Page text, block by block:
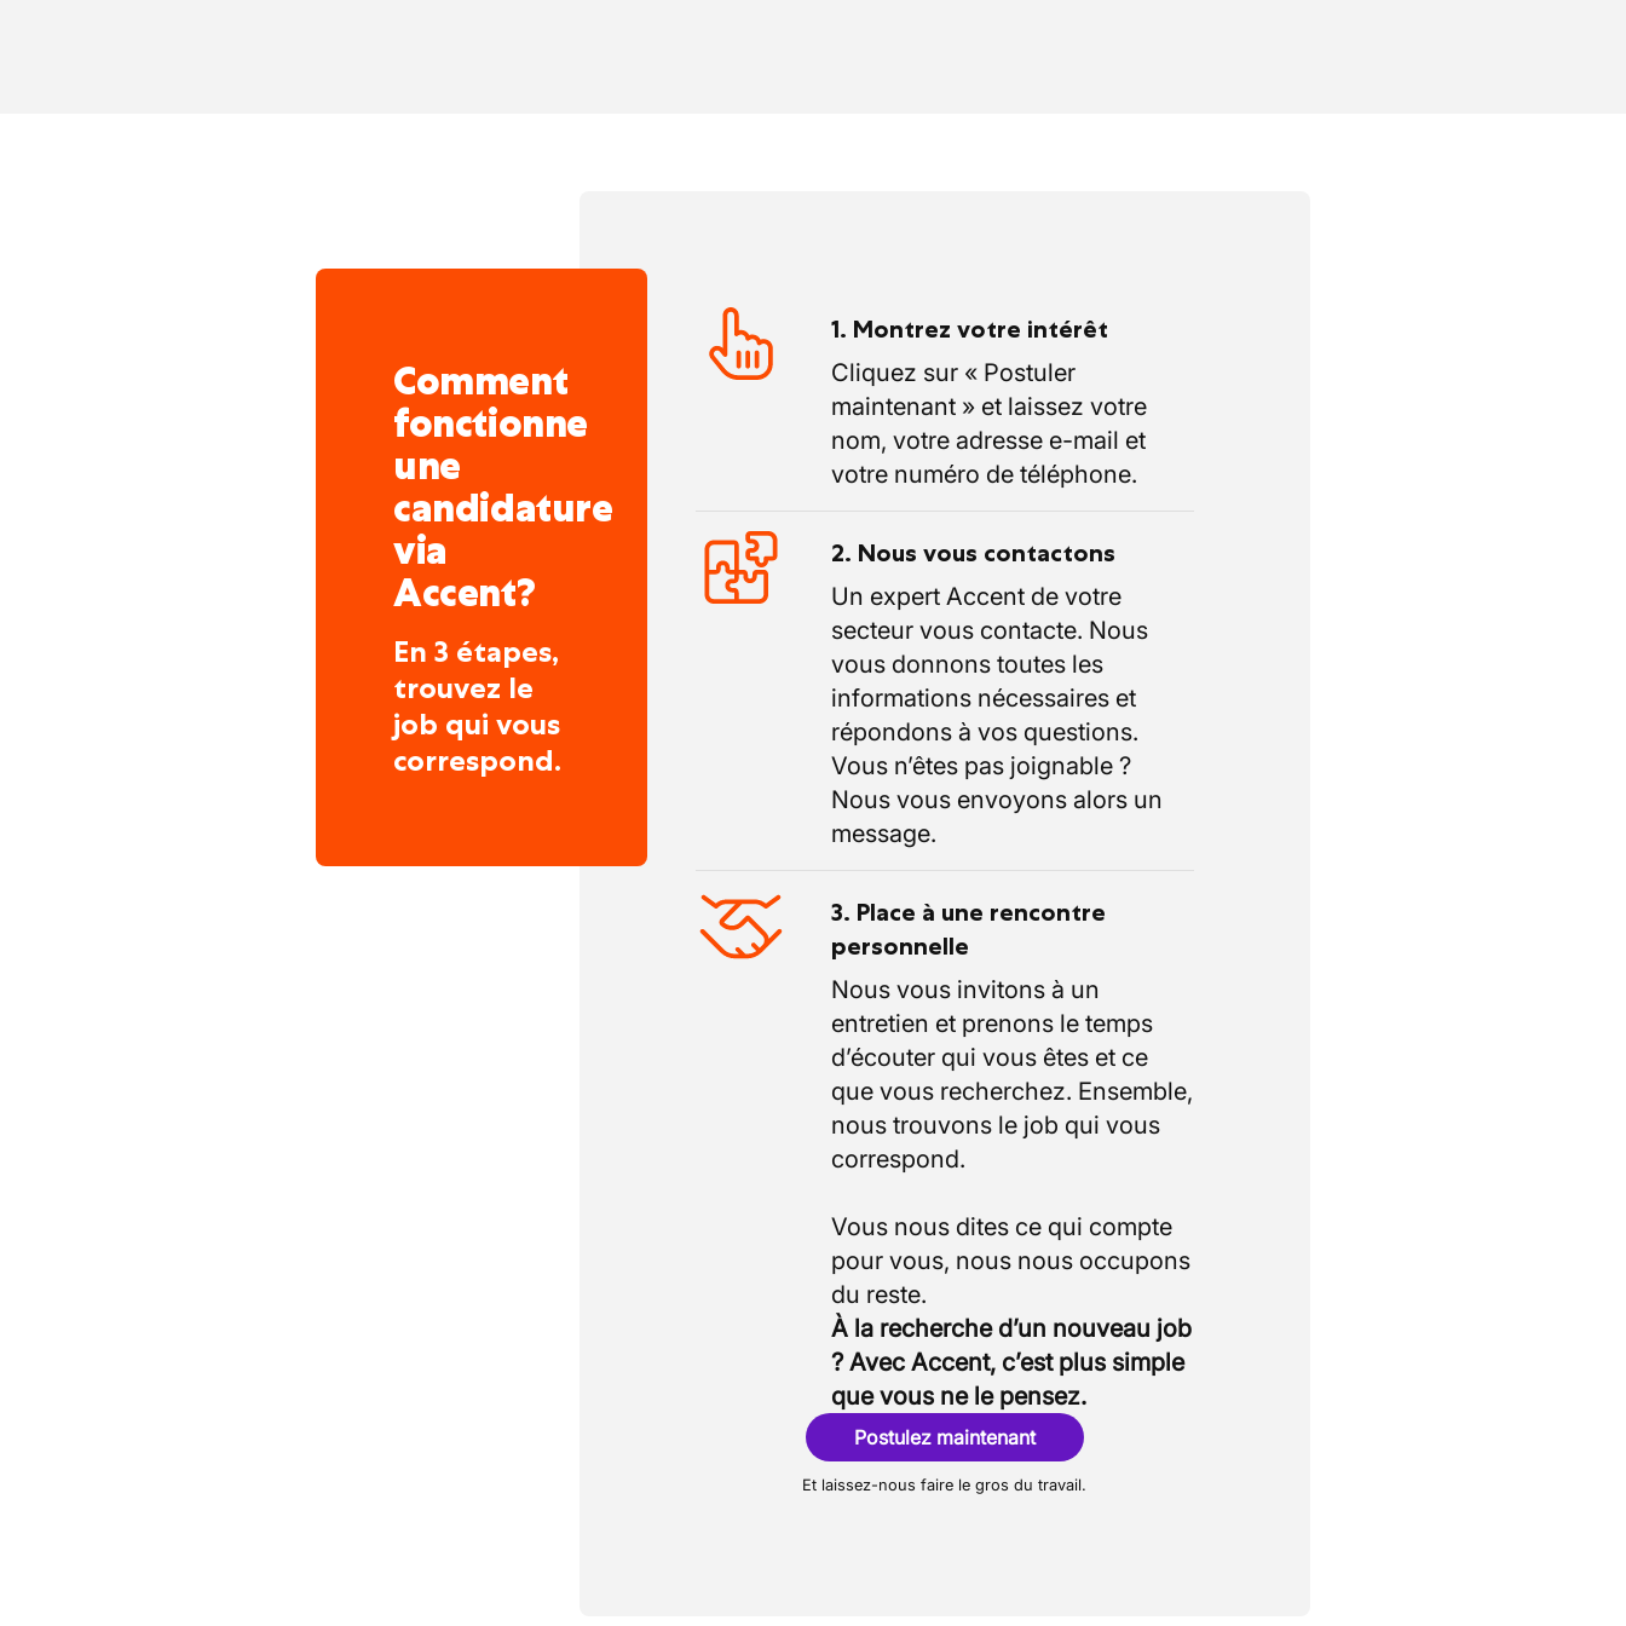
Comment
fonctionne
une
candidature
via
Accent?
En 3 étapes,
trouvez le
job qui vous
correspond.
1. Montrez votre intérêt
Cliquez sur « Postuler
maintenant » et laissez votre
nom, votre adresse e-mail et
votre numéro de téléphone.
2. Nous vous contactons
Un expert Accent de votre
secteur vous contacte. Nous
vous donnons toutes les
informations nécessaires et
répondons à vos questions.
Vous n’êtes pas joignable ?
Nous vous envoyons alors un
message.
3. Place à une rencontre
personnelle
Nous vous invitons à un
entretien et prenons le temps
d’écouter qui vous êtes et ce
que vous recherchez. Ensemble,
nous trouvons le job qui vous
correspond.
Vous nous dites ce qui compte
pour vous, nous nous occupons
À la recherche d’un nouveau job
? Avec Accent, c’est plus simple
que vous ne le pensez.
Postulez maintenant
Et laissez-nous faire le gros du travail.